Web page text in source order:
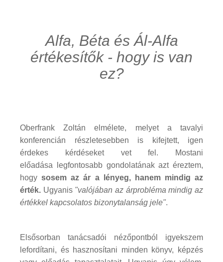
Alfa, Béta és Ál-Alfa
értékesítők - hogy is van
ez?
Oberfrank Zoltán elmélete, melyet a tavalyi
konferencián részletesebben is kifejtett, igen
érdekes kérdéseket vet fel. Mostani
előadása legfontosabb gondolatának azt éreztem,
hogysosem az ár a lényeg, hanem mindig az
érték. Ugyanis "valójában az árprobléma mindig az
értékkel kapcsolatos bizonytalanság jele".
Elsősorban tanácsadói nézőpontból igyekszem
lefordítani, és hasznosítani minden könyv, képzés